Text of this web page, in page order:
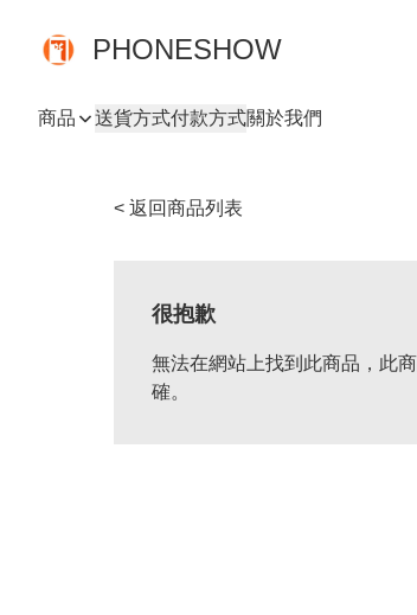
PHONESHOW
商品 送貨方式付款方式關於我們
< 返回商品列表
很抱歉
無法在網站上找到此商品，此
確。